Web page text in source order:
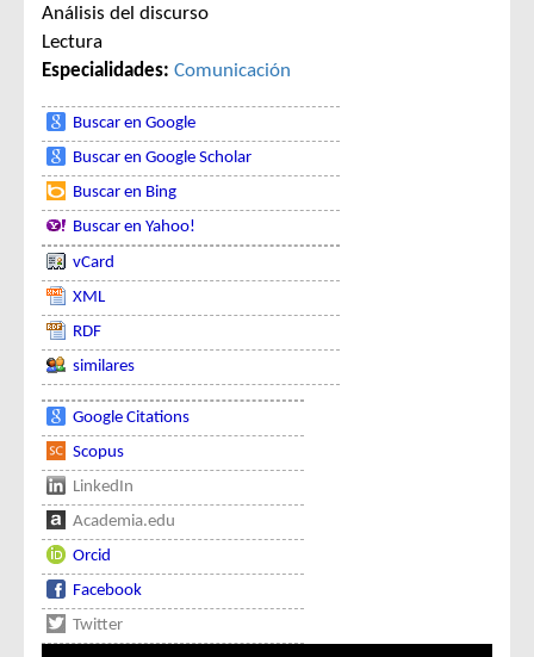
Análisis del discurso
Lectura
Especialidades: Comunicación
Buscar en Google
Buscar en Google Scholar
Buscar en Bing
Buscar en Yahoo!
vCard
XML
RDF
similares
Google Citations
Scopus
LinkedIn
Academia.edu
Orcid
Facebook
Twitter